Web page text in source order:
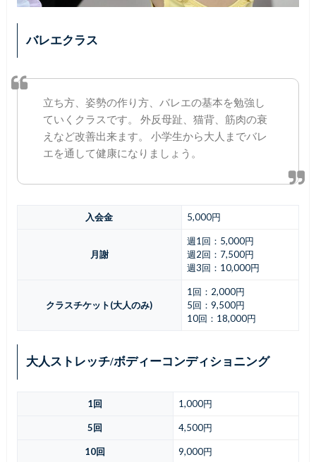
バレエクラス
立ち方、姿勢の作り方、バレエの基本を勉強し
ていくクラスです。 外反母趾、猫背、筋肉の衰
えなど改善出来ます。 小学生から大人までバレ
エを通して健康になりましょう。
入会金 5,000円
月謝
週1回：5,000円
週2回：7,500円
週3回：10,000円
クラスチケット(大人のみ)
1回：2,000円
5回：9,500円
10回：18,000円
大人ストレッチ/ボディーコンディショニング
1回 1,000円
5回 4,500円
10回 9,000円